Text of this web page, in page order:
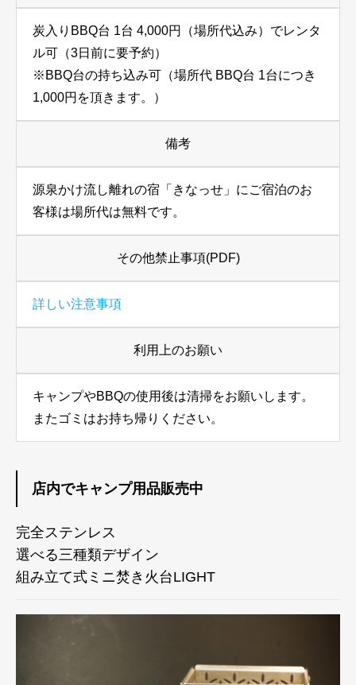
炭入りBBQ台 1台 4,000円（場所代込み）でレンタ
ル可（3日前に要予約）
※BBQ台の持ち込み可（場所代 BBQ台 1台につき
1,000円を頂きます。）
備考
源泉かけ流し離れの宿「きなっせ」にご宿泊のお
客様は場所代は無料です。
その他禁止事項(PDF)
詳しい注意事項
利用上のお願い
キャンプやBBQの使用後は清掃をお願いします。
またゴミはお持ち帰りください。
店内でキャンプ用品販売中
完全ステンレス
選べる三種類デザイン
組み立て式ミニ焚き火台LIGHT